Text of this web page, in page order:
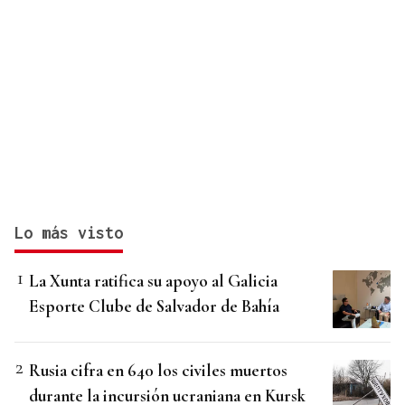
Lo más visto
La Xunta ratifica su apoyo al Galicia
Esporte Clube de Salvador de Bahía
Rusia cifra en 640 los civiles muertos
durante la incursión ucraniana en Kursk